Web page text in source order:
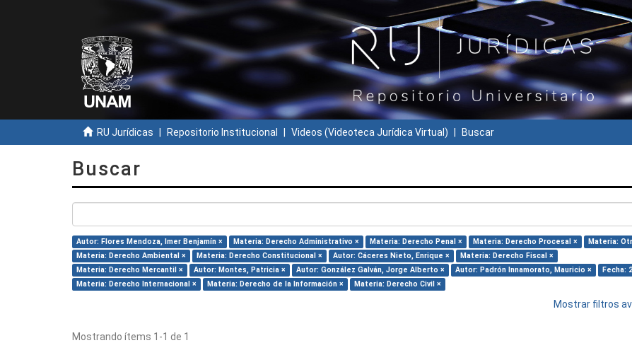
RU Jurídicas Repositorio Institucional Videos (Videoteca Jurídica Virtual) Buscar
Buscar
Autor: Flores Mendoza, Imer Benjamín × Materia: Derecho Administrativo × Materia: Derecho Penal × Materia: Derecho Procesal ×
Materia:
Materia: Derecho Ambiental ×
Materia: Derecho Constitucional × Autor: Cáceres Nieto, Enrique ×
Materia: Derecho Fiscal ×
Materia: Derecho Mercantil ×
Autor: Montes, Patricia × Autor: González Galván, Jorge Alberto × Autor: Padrón Innamorato, Mauricio ×
Fecha:
Materia: Derecho Internacional ×
Materia: Derecho de la Información × Materia: Derecho Civil ×
Mostrar filtros
Mostrando ítems 1-1 de 1